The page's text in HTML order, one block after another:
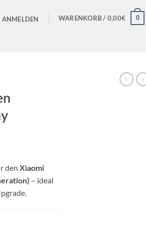
ANMELDEN WARENKORB / 0,00€ 0
den Xiaomi
– ideal